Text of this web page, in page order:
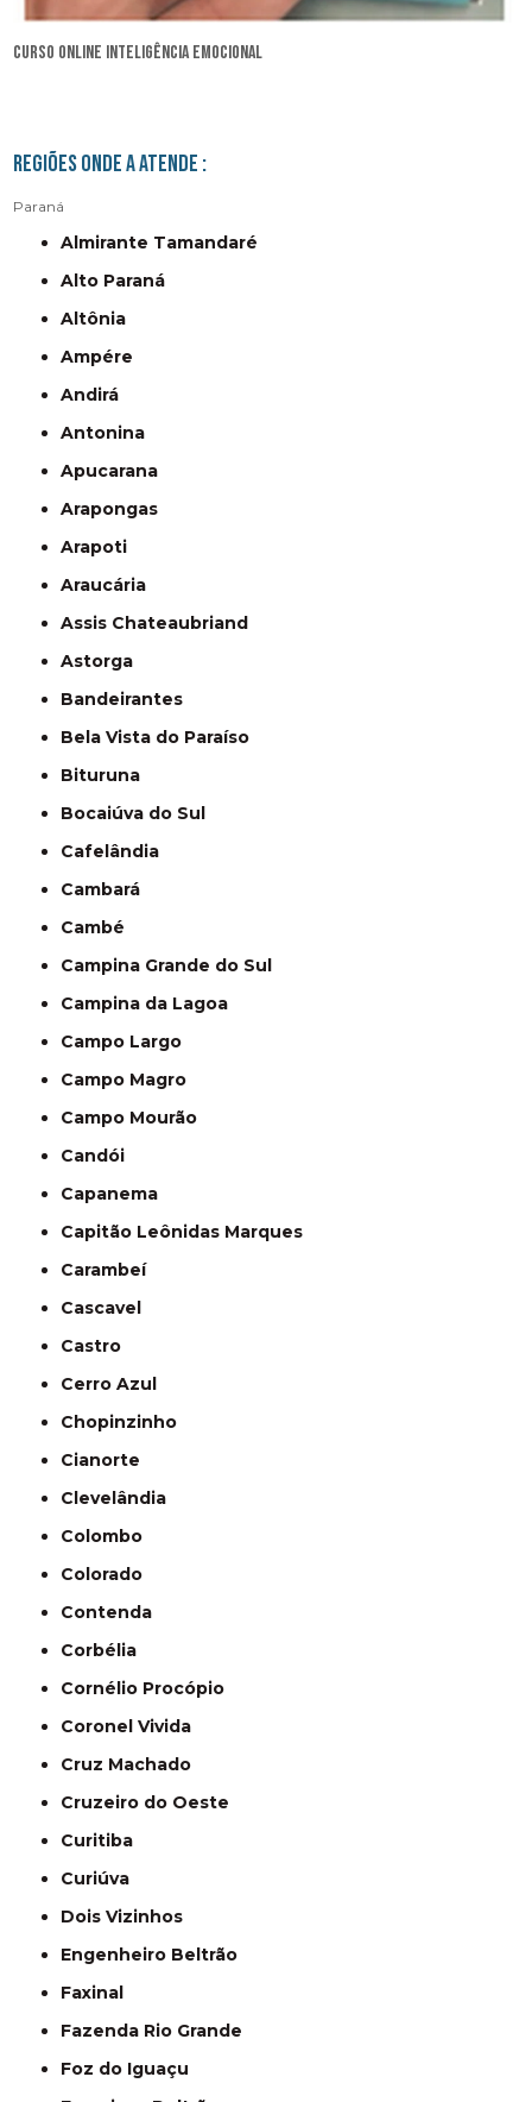
curso online inteligência emocional
Regiões onde a atende :
Paraná
Almirante Tamandaré
Alto Paraná
Altônia
Ampére
Andirá
Antonina
Apucarana
Arapongas
Arapoti
Araucária
Assis Chateaubriand
Astorga
Bandeirantes
Bela Vista do Paraíso
Bituruna
Bocaiúva do Sul
Cafelândia
Cambará
Cambé
Campina Grande do Sul
Campina da Lagoa
Campo Largo
Campo Magro
Campo Mourão
Candói
Capanema
Capitão Leônidas Marques
Carambeí
Cascavel
Castro
Cerro Azul
Chopinzinho
Cianorte
Clevelândia
Colombo
Colorado
Contenda
Corbélia
Cornélio Procópio
Coronel Vivida
Cruz Machado
Cruzeiro do Oeste
Curitiba
Curiúva
Dois Vizinhos
Engenheiro Beltrão
Faxinal
Fazenda Rio Grande
Foz do Iguaçu